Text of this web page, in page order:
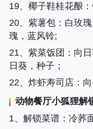
19、 椰子鞋桂花酿
20、 紫薯包：白玫
瑰，蓝风铃;
21、 紫菜饭团 ：向
日葵，种子；
22、 炸虾寿司店：
动物餐厅小狐狸解
1、 解锁菜谱：冷荞